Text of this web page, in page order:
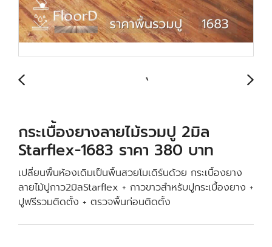
กระเบื้องยางลายไม้รวมปู 2มิล
Starflex-1683 ราคา 380 บาท
เปลี่ยนพื้นห้องเดิมเป็นพื้นสวยโมเดิร์นด้วย กระเบื้องยาง
ลายไม้ปูกาว2มิลStarflex + กาวขาวสำหรับปูกระเบื้องยาง +
ปูฟรีรวมติดตั้ง + ตรวจพื้นก่อนติดตั้ง